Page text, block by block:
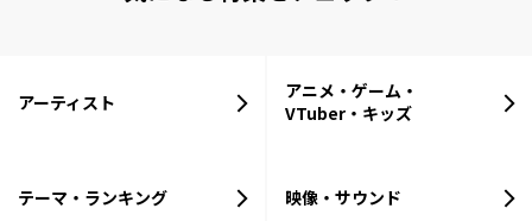
アーティスト
アニメ・ゲーム・
VTuber・キッズ
テーマ・ランキング 映像・サウンド